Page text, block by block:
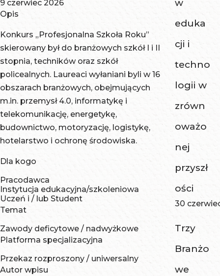
9 czerwiec 2026
Opis
Konkurs „Profesjonalna Szkoła Roku”
skierowany był do branżowych szkół I i II
stopnia, techników oraz szkół
policealnych. Laureaci wyłaniani byli w 16
obszarach branżowych, obejmujących
m.in. przemysł 4.0, informatykę i
telekomunikację, energetykę,
budownictwo, motoryzację, logistykę,
hotelarstwo i ochronę środowiska.
Dla kogo
Pracodawca
Instytucja edukacyjna/szkoleniowa
Uczeń i / lub Student
Temat
Zawody deficytowe / nadwyżkowe
Platforma specjalizacyjna
Przekaz rozproszony / uniwersalny
Autor wpisu
w
eduka
cji i
techno
logii w
zrówn
oważo
nej
przyszł
ości
30
Trzy
Branżo
we